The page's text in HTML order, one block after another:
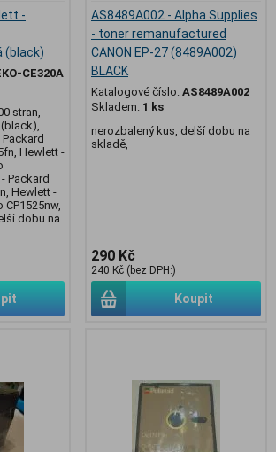
-
(black)
CE320A
stran,
Hewlett -
Packard
Hewlett -
dobu na
AS8489A002 - Alpha Supplies
- toner remanufactured
CANON EP-27 (8489A002)
BLACK
Katalogové číslo: AS8489A002
Skladem: 1 ks
nerozbalený kus, delší dobu na
skladě,
290 Kč
240 Kč (bez DPH:)
Koupit